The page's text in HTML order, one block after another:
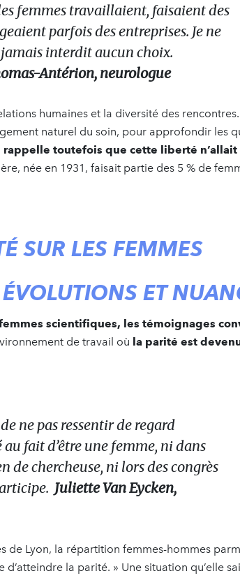
femmes travaillaient, faisaient des
parfois des entreprises. Je ne
interdit aucun choix.
Antérion, neurologue
humaines et la diversité des rencontres.
naturel du soin, pour approfondir les
rappelle toutefois que cette liberté n’allait
née en 1931, faisait partie des 5 % de
SUR LES FEMMES
ET
scientifiques, les témoignages
de travail où la parité est
de ne pas ressentir de regard
fait d’être une femme, ni dans
de chercheuse, ni lors des congrès
Juliette Van Eycken,
de Lyon, la répartition femmes-hommes
d’atteindre la parité. » Une situation qu’elle